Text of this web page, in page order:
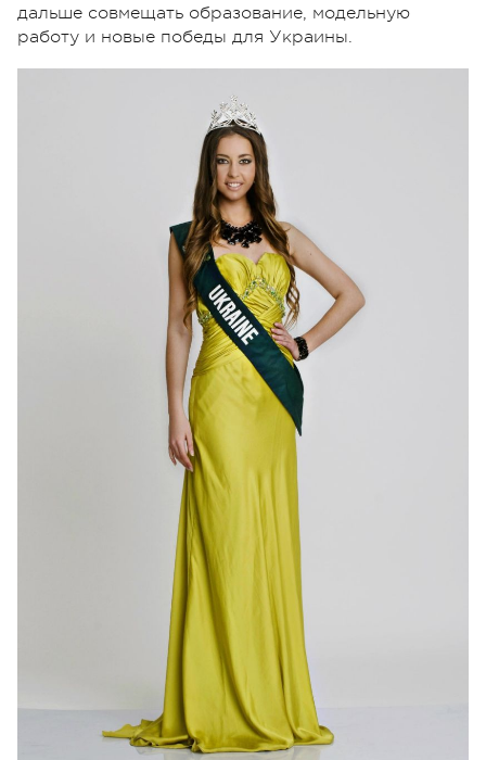
дальше совмещать образование, модельную
работу и новые победы для Украины.